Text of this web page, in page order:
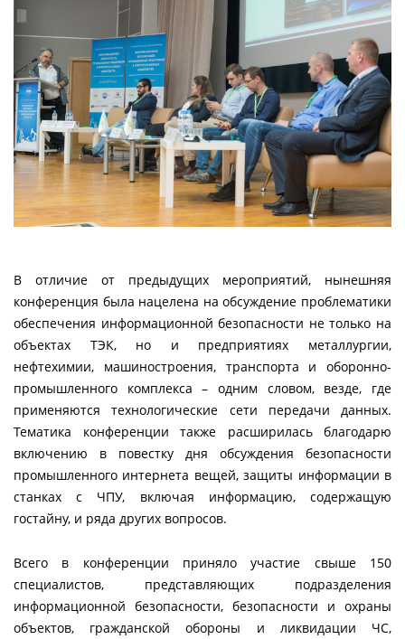
В отличие от предыдущих мероприятий, нынешняя
конференция была нацелена на обсуждение проблематики
обеспечения информационной безопасности не только на
объектах ТЭК, но и предприятиях металлургии,
нефтехимии, машиностроения, транспорта и оборонно-
промышленного комплекса – одним словом, везде, где
применяются технологические сети передачи данных.
Тематика конференции также расширилась благодарю
включению в повестку дня обсуждения безопасности
промышленного интернета вещей, защиты информации в
станках с ЧПУ, включая информацию, содержащую
гостайну, и ряда других вопросов.
Всего в конференции приняло участие свыше 150
специалистов, представляющих подразделения
информационной безопасности, безопасности и охраны
объектов, гражданской обороны и ликвидации ЧС,